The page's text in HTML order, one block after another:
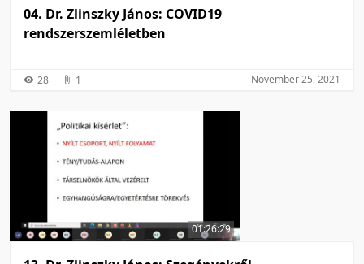
04. Dr. Zlinszky János: COVID19
rendszerszemléletben
28 1 November 25, 2021
01:26:29